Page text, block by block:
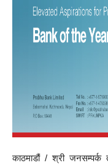
काठमाडौं / श्री जनसम्पर्क